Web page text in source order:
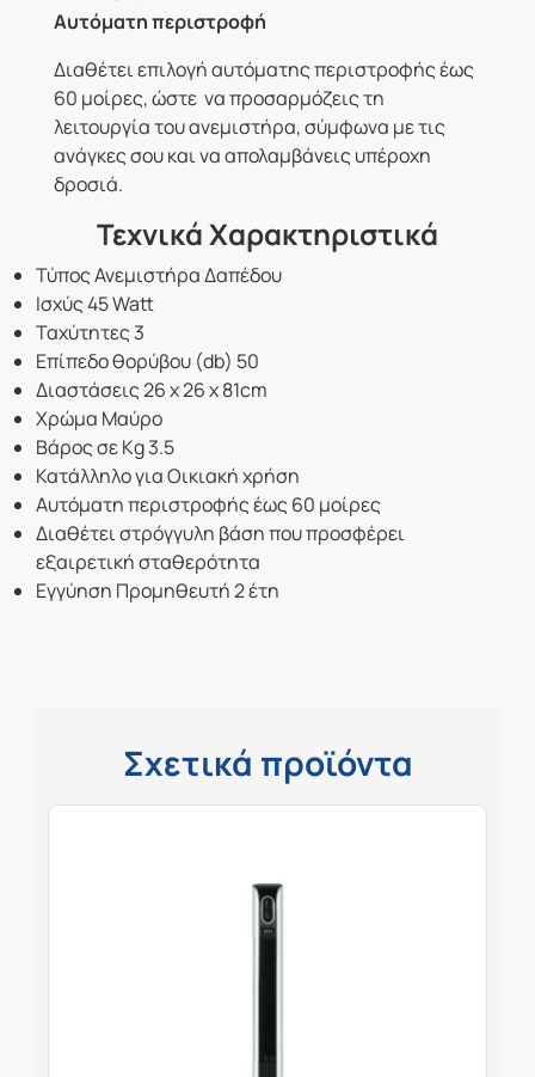
Αυτόματη περιστροφή
Διαθέτει επιλογή αυτόματης περιστροφής έως
60 μοίρες, ώστε να προσαρμόζεις τη
λειτουργία του ανεμιστήρα, σύμφωνα με τις
ανάγκες σου και να απολαμβάνεις υπέροχη
δροσιά.
Τεχνικά Χαρακτηριστικά
Τύπος Ανεμιστήρα Δαπέδου
Ισχύς 45 Watt
Ταχύτητες 3
Επίπεδο θορύβου (db) 50
Διαστάσεις 26 x 26 x 81cm
Χρώμα Μαύρο
Βάρος σε Kg 3.5
Κατάλληλο για Οικιακή χρήση
Αυτόματη περιστροφής έως 60 μοίρες
Διαθέτει στρόγγυλη βάση που προσφέρει
εξαιρετική σταθερότητα
Εγγύηση Προμηθευτή 2 έτη
Σχετικά προϊόντα